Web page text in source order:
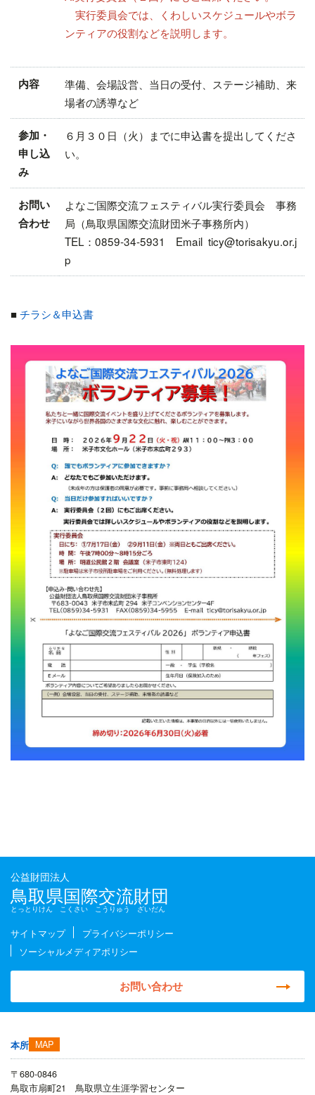
実行委員会では、くわしいスケジュールやボラ
ンティアの役割などを説明します。
内容
準備、会場設営、当日の受付、ステージ補助、来
場者の誘導など
参加・
申し込
み
６月３０日（火）までに申込書を提出してくださ
い。
お問い
合わせ
よなご国際交流フェスティバル実行委員会 事務
局（鳥取県国際交流財団米子事務所内）
TEL：0859-34-5931 Email ticy@torisakyu.or.j
p
■チラシ＆申込書
公益財団法人
鳥取県国際交流財団
とっとりけん こくさい こうりゅう ざいだん
サイトマップ
プライバシーポリシー
ソーシャルメディアポリシー
お問い合わせ
本所 MAP
〒680-0846
鳥取市扇町21 鳥取県立生涯学習センター